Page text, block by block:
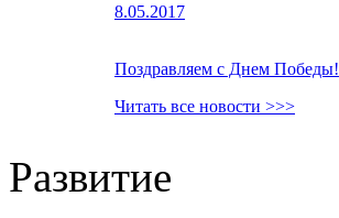
8.05.2017
Поздравляем с Днем Победы!
Читать все новости >>>
Развитие